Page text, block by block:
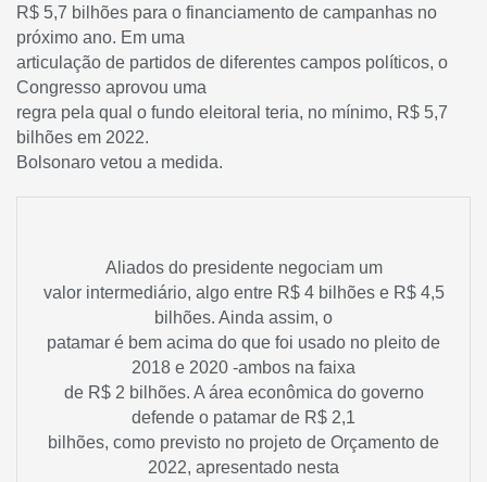
R$ 5,7 bilhões para o financiamento de campanhas no
próximo ano. Em uma
articulação de partidos de diferentes campos políticos, o
Congresso aprovou uma
regra pela qual o fundo eleitoral teria, no mínimo, R$ 5,7
bilhões em 2022.
Bolsonaro vetou a medida.
Aliados do presidente negociam um
valor intermediário, algo entre R$ 4 bilhões e R$ 4,5
bilhões. Ainda assim, o
patamar é bem acima do que foi usado no pleito de
2018 e 2020 -ambos na faixa
de R$ 2 bilhões. A área econômica do governo
defende o patamar de R$ 2,1
bilhões, como previsto no projeto de Orçamento de
2022, apresentado nesta